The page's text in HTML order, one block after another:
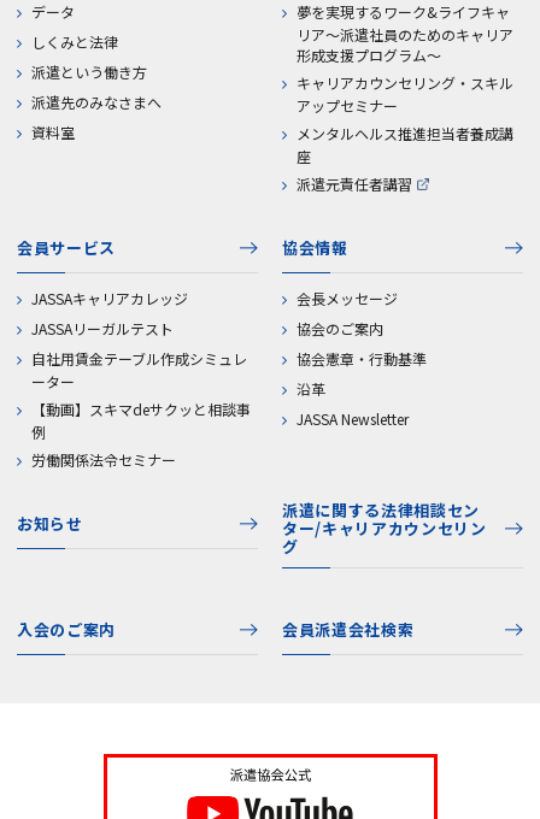
データ
しくみと法律
派遣という働き方
派遣先のみなさまへ
資料室
夢を実現するワーク&ライフキャ
リア～派遣社員のためのキャリア
形成支援プログラム～
キャリアカウンセリング・スキル
アップセミナー
メンタルヘルス推進担当者養成講
座
派遣元責任者講習
会員サービス
JASSAキャリアカレッジ
JASSAリーガルテスト
自社用賃金テーブル作成シミュレ
ーター
【動画】スキマdeサクッと相談事
例
労働関係法令セミナー
協会情報
会長メッセージ
協会のご案内
協会憲章・行動基準
沿革
JASSA Newsletter
お知らせ
派遣に関する法律相談セン
ター/キャリアカウンセリン
グ
入会のご案内 会員派遣会社検索